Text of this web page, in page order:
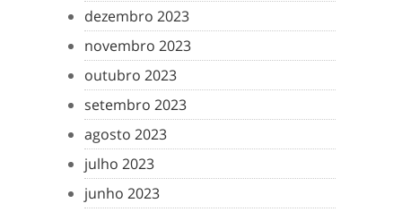
dezembro 2023
novembro 2023
outubro 2023
setembro 2023
agosto 2023
julho 2023
junho 2023